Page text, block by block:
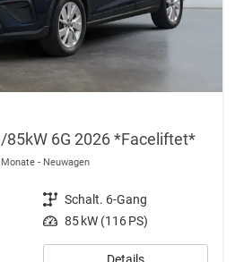
85kW 6G 2026 *Faceliftet*
Monate Neuwagen
Getriebe Schalt. 6-Gang
Leistung 85 kW (116 PS)